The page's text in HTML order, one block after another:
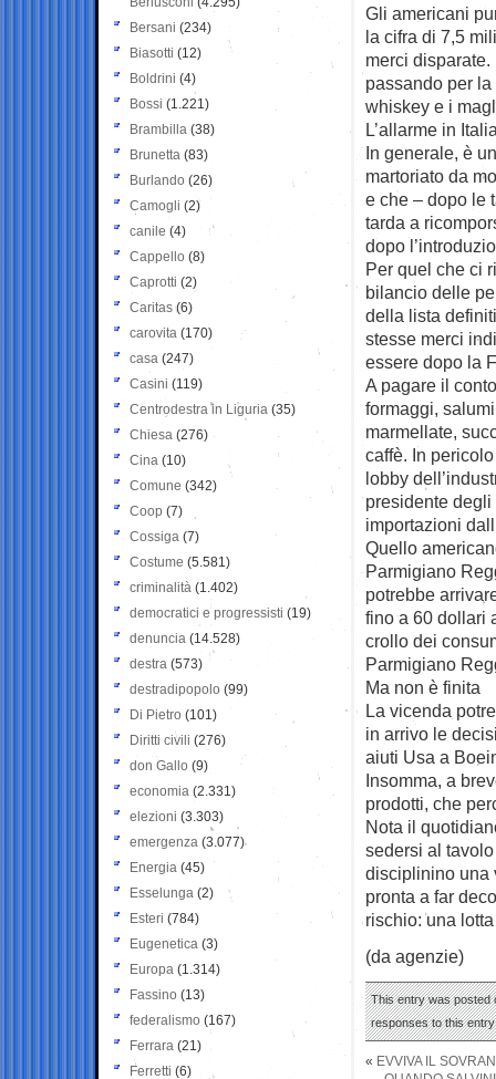
Gli americani
la cifra di 7,5
merci
passando per
whiskey e i
L’allarme in
In generale, è
martoriato da
e che – dopo le
tarda a
dopo
Per quel che ci
bilancio delle
della lista
stesse merci
essere dopo la
A pagare il
formaggi,
marmellate,
caffè. In
lobby
presidente
importazioni
Quello
Parmigiano
potrebbe
fino a 60 dollari
crollo dei
Parmigiano
Ma non è finita
La vicenda
in arrivo le
aiuti Usa a
Insomma, a
prodotti, che
Nota il
sedersi al
disciplinino una
pronta a far
rischio: una
(da agenzie)
This entry was posted
responses to this
« EVVIVA IL
Bersani (234)
Biasotti (12)
Boldrini (4)
Bossi (1.221)
Brambilla (38)
Brunetta (83)
Burlando (26)
Camogli (2)
canile (4)
Cappello (8)
Caprotti (2)
Caritas (6)
carovita (170)
casa (247)
Casini (119)
Centrodestra in Liguria (35)
Chiesa (276)
Cina (10)
Comune (342)
Coop (7)
Cossiga (7)
Costume (5.581)
criminalità (1.402)
democratici e progressisti (19)
denuncia (14.528)
destra (573)
destradipopolo (99)
Di Pietro (101)
Diritti civili (276)
don Gallo (9)
economia (2.331)
elezioni (3.303)
emergenza (3.077)
Energia (45)
Esselunga (2)
Esteri (784)
Eugenetica (3)
Europa (1.314)
Fassino (13)
federalismo (167)
Ferrara (21)
Ferretti (6)